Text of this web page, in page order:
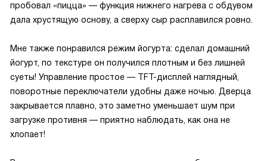
пробовал «пицца» — функция нижнего нагрева с обдувом
дала хрустящую основу, а сверху сыр расплавился ровно.
Мне также понравился режим йогурта: сделал домашний
йогурт, по текстуре он получился плотным и без лишней
суеты! Управление простое — TFT-дисплей наглядный,
поворотные переключатели удобны даже ночью. Дверца
закрывается плавно, это заметно уменьшает шум при
загрузке противня — приятно наблюдать, как она не
хлопает!